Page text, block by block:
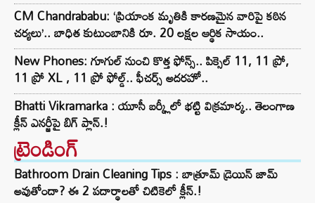
CM Chandrababu: ‘ప్రియాంక మృతికి కారణమైన వారిపై కఠిన
చర్యలు’.. బాధిత కుటుంబానికి రూ. 20 లక్షల ఆర్థిక సాయం..
New Phones: గూగుల్ నుంచి కొత్త ఫోన్స్.. పిక్సెల్ 11, 11 ప్రో,
11 ప్రో XL , 11 ప్రో ఫోల్డ్.. ఫీచర్స్ అదరహో..
Bhatti Vikramarka : యూసీ బర్క్లీలో భట్టి విక్రమార్క.. తెలంగాణ
క్లీన్ ఎనర్జీపై బిగ్ ప్లాన్.!
ట్రెండింగ్‌
Bathroom Drain Cleaning Tips : బాత్రూమ్ డ్రెయిన్ జామ్
అవుతోందా? ఈ 2 పదార్థాలతో చిటికెలో క్లీన్.!